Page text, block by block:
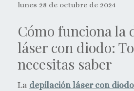
lunes 28 de octubre de 2024
Cómo funciona la
láser con diodo:
necesitas saber
La depilación láser con diodo